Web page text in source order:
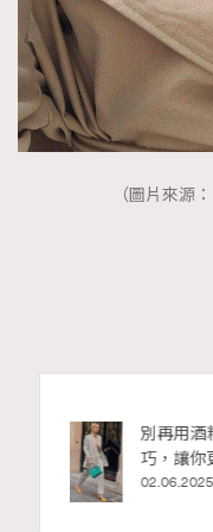
（圖片來源
別再用酒
巧，讓你
02.06.2025